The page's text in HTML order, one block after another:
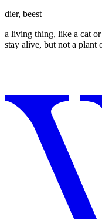
dier, beest
a living thing, like a cat
stay alive, but not a plant